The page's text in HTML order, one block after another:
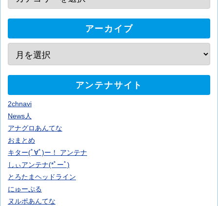
アーカイブ
アンテナサイト
2chnavi
News人
アナグロあんてな
おまとめ
キター(ﾟ∀ﾟ)ー！ アンテナ
しぃアンテナ(*ﾟーﾟ)
とろたまヘッドライン
にゅーぷる
ヌルポあんてな